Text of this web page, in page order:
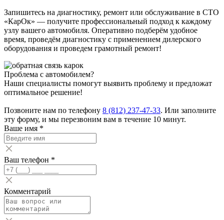
Запишитесь на диагностику, ремонт или обслуживание в СТО
«КарОк» — получите профессиональный подход к каждому
узлу вашего автомобиля. Оперативно подберём удобное
время, проведём диагностику с применением дилерского
оборудования и проведем грамотный ремонт!
Проблема с автомобилем?
Наши специалисты помогут выявить проблему и предложат
оптимальное решение!
Позвоните нам по телефону 8 (812) 237-47-33. Или заполните
эту форму, и мы перезвоним вам в течение 10 минут.
Ваше имя *
Ваш телефон *
Комментарий